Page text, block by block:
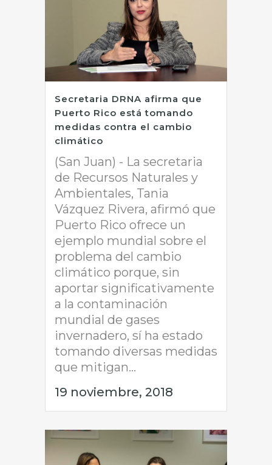
Secretaria DRNA afirma que
Puerto Rico está tomando
medidas contra el cambio
climático
(San Juan) - La secretaria
de Recursos Naturales y
Ambientales, Tania
Vázquez Rivera, afirmó que
Puerto Rico ofrece un
ejemplo mundial sobre el
problema del cambio
climático porque, sin
aportar significativamente
a la contaminación
mundial de gases
invernadero, sí ha estado
tomando diversas medidas
que mitigan...
19 noviembre, 2018